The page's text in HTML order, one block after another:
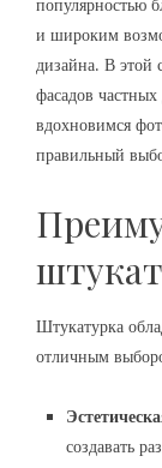
популярностью
и широким
дизайна. В этой
фасадов
вдохновимся
правильный
Штукатурка
отличным
создавать